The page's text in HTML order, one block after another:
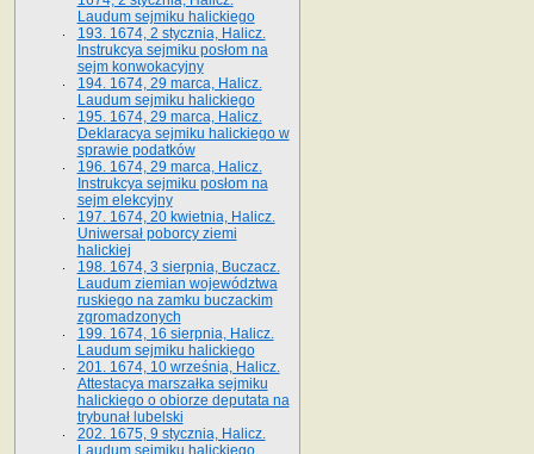
Laudum sejmiku halickiego
193. 1674, 2 stycznia, Halicz.
Instrukcya sejmiku posłom na
sejm konwokacyjny
194. 1674, 29 marca, Halicz.
Laudum sejmiku halickiego
195. 1674, 29 marca, Halicz.
Deklaracya sejmiku halickiego w
sprawie podatków
196. 1674, 29 marca, Halicz.
Instrukcya sejmiku posłom na
sejm elekcyjny
197. 1674, 20 kwietnia, Halicz.
Uniwersał poborcy ziemi
halickiej
198. 1674, 3 sierpnia, Buczacz.
Laudum ziemian województwa
ruskiego na zamku buczackim
zgromadzonych
199. 1674, 16 sierpnia, Halicz.
Laudum sejmiku halickiego
201. 1674, 10 września, Halicz.
Attestacya marszałka sejmiku
halickiego o obiorze deputata na
trybunał lubelski
202. 1675, 9 stycznia, Halicz.
Laudum sejmiku halickiego